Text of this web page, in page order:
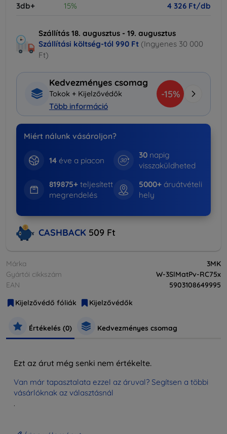
3db+ 15% 4 326 Ft/db
Szállítás 18. augusztus - 19. augusztus
Szállítási költség-tól 990 Ft (Ingyenes 30 000
Ft)
Kedvezményes csomag
Tokok + Kijelzővédők
Több információ
-15%
Miért nálunk vásároljon?
14éve a piacon
30 napig
visszaküldheted
819875+teljesített
megrendelés
5000+ áruátvételi
hely
CASHBACK 509 Ft
Márka
3MK
Gyártói cikkszám
W-3SlMatPv-RC75x
EAN
5903108649995
Kijelzővédő fóliák
Kijelzővédők
Értékelés (0) Kedvezményes csomag
Ezt az árut még senki nem értékelte.
Van már tapasztalata ezzel az áruval? Segítsen a többi
vásárlóknak az választásnál
.